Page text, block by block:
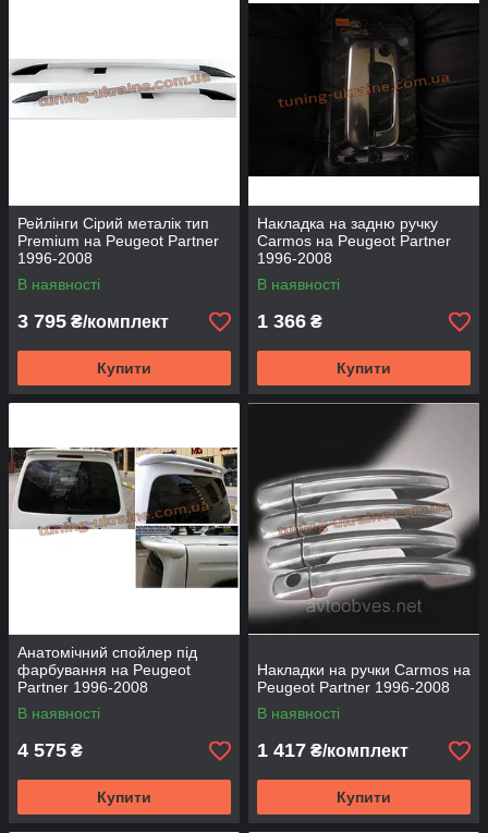
Рейлінги Сірий металік тип
Premium на Peugeot Partner
1996-2008
В наявності
3 795 ₴/комплект
Купити
Накладка на задню ручку
Carmos на Peugeot Partner
1996-2008
В наявності
1 366 ₴
Купити
Анатомічний спойлер під
фарбування на Peugeot
Partner 1996-2008
В наявності
4 575 ₴
Купити
Накладки на ручки Carmos на
Peugeot Partner 1996-2008
В наявності
1 417 ₴/комплект
Купити